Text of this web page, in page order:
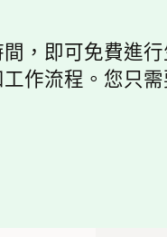
，即可免費進
作流程。您只